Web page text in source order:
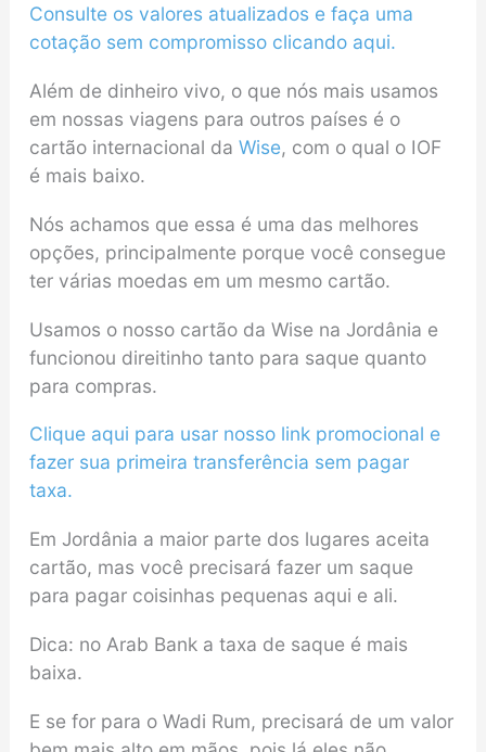
Consulte os valores atualizados e faça uma
cotação sem compromisso clicando aqui.
Além de dinheiro vivo, o que nós mais usamos
em nossas viagens para outros países é o
cartão internacional da Wise, com o qual o IOF
é mais baixo.
Nós achamos que essa é uma das melhores
opções, principalmente porque você consegue
ter várias moedas em um mesmo cartão.
Usamos o nosso cartão da Wise na Jordânia e
funcionou direitinho tanto para saque quanto
para compras.
Clique aqui para usar nosso link promocional e
fazer sua primeira transferência sem pagar
taxa.
Em Jordânia a maior parte dos lugares aceita
cartão, mas você precisará fazer um saque
para pagar coisinhas pequenas aqui e ali.
Dica: no Arab Bank a taxa de saque é mais
baixa.
E se for para o Wadi Rum, precisará de um valor